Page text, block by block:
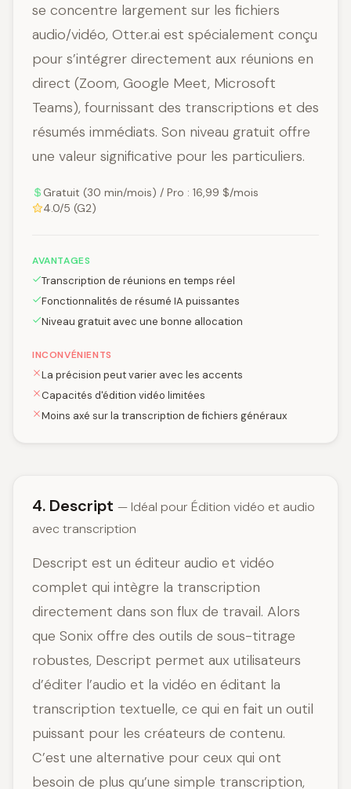
se concentre largement sur les fichiers
audio/vidéo, Otter.ai est spécialement conçu
pour s’intégrer directement aux réunions en
direct (Zoom, Google Meet, Microsoft
Teams), fournissant des transcriptions et des
résumés immédiats. Son niveau gratuit offre
une valeur significative pour les particuliers.
Gratuit (30 min/mois) / Pro : 16,99 $/mois
4.0/5 (G2)
AVANTAGES
Transcription de réunions en temps réel
Fonctionnalités de résumé IA puissantes
Niveau gratuit avec une bonne allocation
INCONVÉNIENTS
La précision peut varier avec les accents
Capacités d'édition vidéo limitées
Moins axé sur la transcription de fichiers généraux
4. Descript — Idéal pour Édition vidéo et audio
avec transcription
Descript est un éditeur audio et vidéo
complet qui intègre la transcription
directement dans son flux de travail. Alors
que Sonix offre des outils de sous-titrage
robustes, Descript permet aux utilisateurs
d’éditer l’audio et la vidéo en éditant la
transcription textuelle, ce qui en fait un outil
puissant pour les créateurs de contenu.
C’est une alternative pour ceux qui ont
besoin de plus qu’une simple transcription,